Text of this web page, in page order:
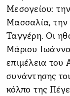
Μεσογείου:
Μασσαλία,
Ταγγέρη. Οι
Μάριου
επιμέλεια του
συνάντησης
κόλπο της